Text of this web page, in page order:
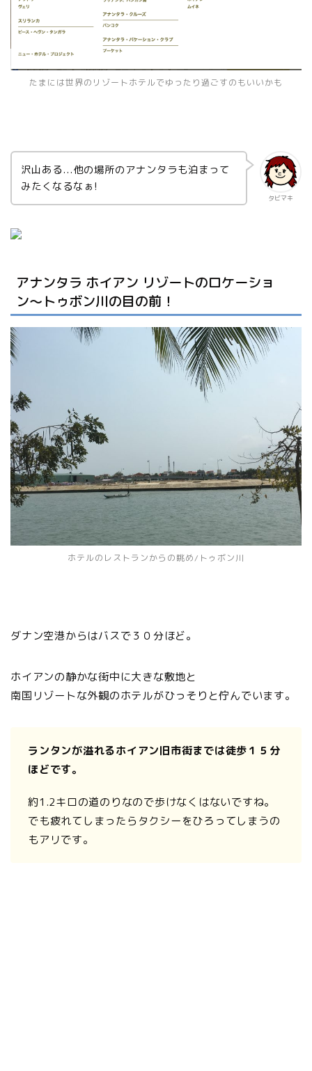
たまには世界のリゾートホテルでゆったり過ごすのもいいかも
タビマキ
沢山ある...他の場所のアナンタラも泊まって
みたくなるなぁ!
アナンタラ ホイアン リゾートのロケーショ
ン〜トゥボン川の目の前！
ホテルのレストランからの眺め/トゥボン川
ダナン空港からはバスで３０分ほど。
ホイアンの静かな街中に大きな敷地と
南国リゾートな外観のホテルがひっそりと佇んでいます。
ランタンが溢れるホイアン旧市街までは徒歩１５分
ほどです。
約1.2キロの道のりなので歩けなくはないですね。
でも疲れてしまったらタクシーをひろってしまうの
もアリです。